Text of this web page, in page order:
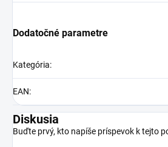
Dodatočné parametre
Kategória:
EAN:
Diskusia
Buďte prvý, kto napíše príspevok k tejto